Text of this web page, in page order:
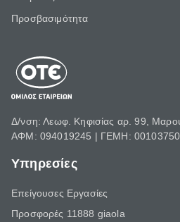
Προσβασιμότητα
Δ/νση: Λεωφ. Κηφισίας αρ. 99,
ΑΦΜ: 094019245 | ΓΕΜΗ:
Υπηρεσίες
Επείγουσες Εργασίες
Προσφορές 11888 giaola